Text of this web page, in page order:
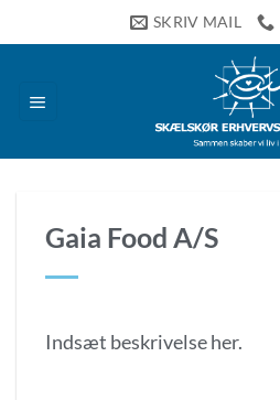
til
SKRIV MAIL
Gaia Food A/S
Indsæt beskrivelse her.